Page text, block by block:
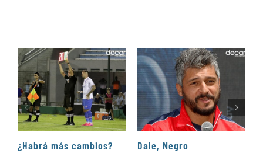
¿Habrá más cambios? Dale, Negro